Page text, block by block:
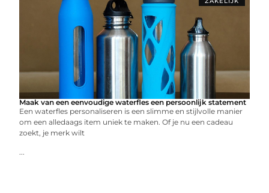
Maak van een eenvoudige waterfles een persoonlijk statement
Een waterfles personaliseren is een slimme en stijlvolle manier
om een alledaags item uniek te maken. Of je nu een cadeau
zoekt, je merk wilt
...